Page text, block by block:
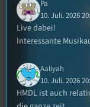
Pa
10. Juli. 2026
Live dabei!
Interessante
Aaliyah
10. Juli. 2026
HMDL ist auch